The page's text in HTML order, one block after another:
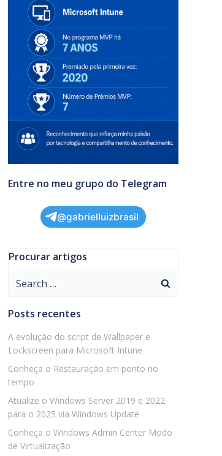
Entre no meu grupo do Telegram
@gabrielluizbrasil
Procurar artigos
Search
Posts recentes
A evolução do script de Wallpaper e
Lockscreen para Microsoft Intune
Conheça o Restauração em ponto no
tempo
Atualize o Windows Server 2019 e 2022
para o 2025 via Windows Update
Conheça o Windows Admin Center Modo
de Virtualização